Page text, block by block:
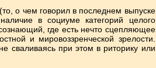
о чем говорил в последнем выпуске
в социуме категорий целого
где есть нечто сцепляющее
и мировоззренческой зрелости.
сваливаясь при этом в риторику или